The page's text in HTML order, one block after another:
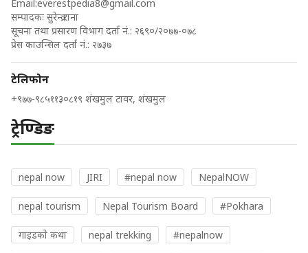
Email:everestpedia8@gmail.com
सम्पादकः सुरेन्द्र राना
सूचना तथा प्रसारण विभाग दर्ता नं.: २६९०/२०७७-०७८
प्रेस काउन्सिल दर्ता नं.: २७३७
टेलिफोन
+९७७-९८५११३०८१९ शंखमुल टावर, शंखमुल
ट्रेण्डिङ
nepal now JIRI #nepal now NepalNOW
nepal tourism Nepal Tourism Board #Pokhara
गाइडकाे कथा nepal trekking #nepalnow